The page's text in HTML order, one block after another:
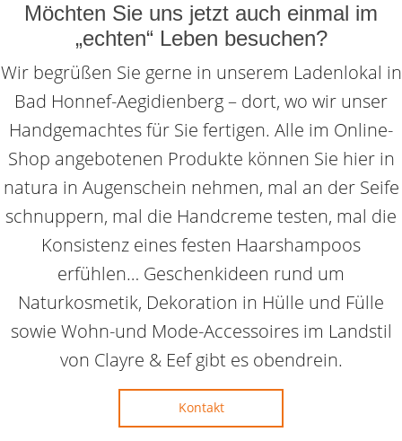
Möchten Sie uns jetzt auch einmal im
„echten“ Leben besuchen?
Wir begrüßen Sie gerne in unserem Ladenlokal in
Bad Honnef-Aegidienberg – dort, wo wir unser
Handgemachtes für Sie fertigen. Alle im Online-
Shop angebotenen Produkte können Sie hier in
natura in Augenschein nehmen, mal an der Seife
schnuppern, mal die Handcreme testen, mal die
Konsistenz eines festen Haarshampoos
erfühlen… Geschenkideen rund um
Naturkosmetik, Dekoration in Hülle und Fülle
sowie Wohn-und Mode-Accessoires im Landstil
von Clayre & Eef gibt es obendrein.
Kontakt